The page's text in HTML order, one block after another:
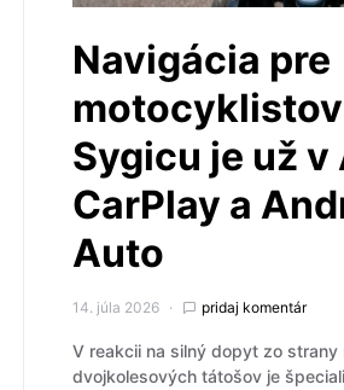
Navigácia pre
Sygicu je už v
CarPlay a
Auto
14. júla 2026 pridaj komentár
V reakcii na silný dopyt zo strany
dvojkolesových tátošov je